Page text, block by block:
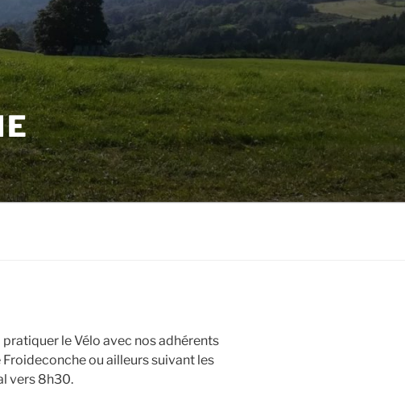
le Vélo avec nos adhérents
ou ailleurs suivant les
vers 8h30.